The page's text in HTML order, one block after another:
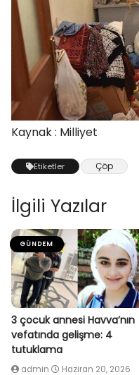
Kaynak : Milliyet
Etiketler Çöp
İlgili Yazılar
GÜNDEM
3 çocuk annesi Havva’nın
vefatında gelişme: 4
tutuklama
admin Haziran 20, 2026